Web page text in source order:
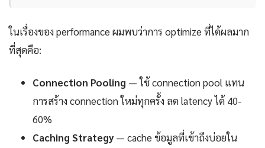
ในเรื่องของ performance ผมพบว่าการ optimize ที่ได้ผลมาก
ที่สุดคือ:
Connection Pooling — ใช้ connection pool แทน
การสร้าง connection ใหม่ทุกครั้ง ลด latency ได้ 40-
60%
Caching Strategy — cache ข้อมูลที่เข้าถึงบ่อยใน